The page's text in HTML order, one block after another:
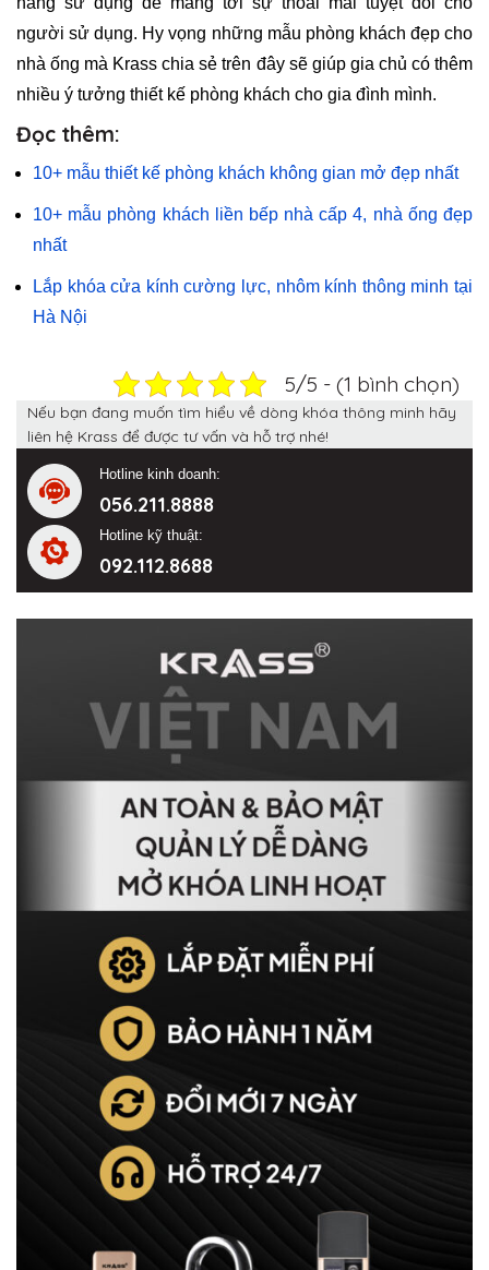
người sử dụng. Hy vọng những mẫu phòng khách đẹp cho
nhà ống mà Krass chia sẻ trên đây sẽ giúp gia chủ có thêm
nhiều ý tưởng thiết kế phòng khách cho gia đình mình.
Đọc thêm:
10+ mẫu thiết kế phòng khách không gian mở đẹp nhất
10+ mẫu phòng khách liền bếp nhà cấp 4, nhà ống đẹp
nhất
Lắp khóa cửa kính cường lực, nhôm kính thông minh tại
Hà Nội
5/5 - (1 bình chọn)
Nếu bạn đang muốn tìm hiểu về dòng khóa thông minh hãy
liên hệ Krass để được tư vấn và hỗ trợ nhé!
Hotline kinh doanh:
056.211.8888
Hotline kỹ thuật:
092.112.8688